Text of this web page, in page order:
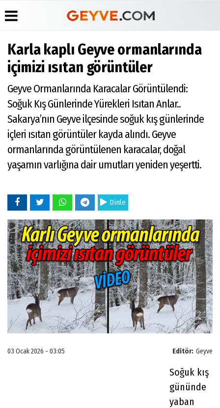
Üye Paneli
Haber
Haberleri
Anketler
Biyografiler
Köşe
Yazarları
Video
Galeri
Foto
Galeri
Etkinlikler
Medyabar.com
İletişim
Karla kaplı Geyve ormanlarında
içimizi ısıtan görüntüler
Geyve Ormanlarında Karacalar Görüntülendi:
Soğuk Kış Günlerinde Yürekleri Isıtan Anlar..
Sakarya’nın Geyve ilçesinde soğuk kış günlerinde
içleri ısıtan görüntüler kayda alındı. Geyve
ormanlarında görüntülenen karacalar, doğal
yaşamın varlığına dair umutları yeniden yeşertti.
Dinle
Editör: Geyve
03 Ocak 2026 - 03:05
Soğuk kış
gününde
yaban